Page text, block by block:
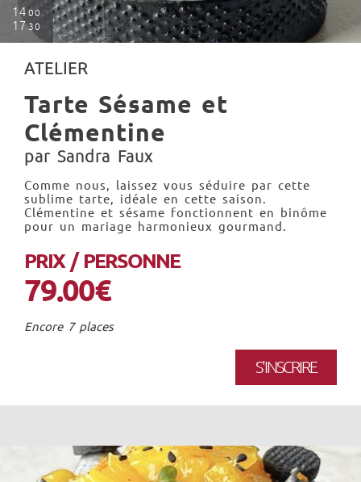
14 00
1730
ATELIER
Tarte Sésame et
Clémentine
par Sandra Faux
Comme nous, laissez vous séduire par cette
sublime tarte, idéale en cette saison.
Clémentine et sésame fonctionnent en binôme
pour un mariage harmonieux gourmand.
PRIX / PERSONNE
79.00€
Encore 7 places
S'INSCRIRE